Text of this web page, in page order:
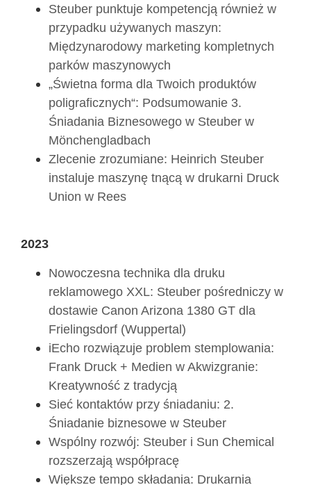
Steuber punktuje kompetencją również w
przypadku używanych maszyn:
Międzynarodowy marketing kompletnych
parków maszynowych
„Świetna forma dla Twoich produktów
poligraficznych“: Podsumowanie 3.
Śniadania Biznesowego w Steuber w
Mönchengladbach
Zlecenie zrozumiane: Heinrich Steuber
instaluje maszynę tnącą w drukarni Druck
Union w Rees
2023
Nowoczesna technika dla druku
reklamowego XXL: Steuber pośredniczy w
dostawie Canon Arizona 1380 GT dla
Frielingsdorf (Wuppertal)
iEcho rozwiązuje problem stemplowania:
Frank Druck + Medien w Akwizgranie:
Kreatywność z tradycją
Sieć kontaktów przy śniadaniu: 2.
Śniadanie biznesowe w Steuber
Wspólny rozwój: Steuber i Sun Chemical
rozszerzają współpracę
Większe tempo składania: Drukarnia